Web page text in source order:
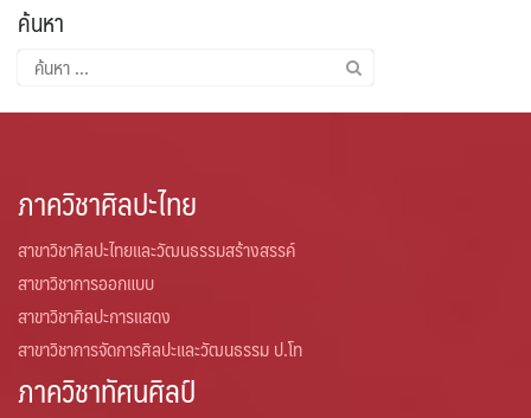
ค้นหา
ค้นหา
สำหรับ:
ภาควิชาศิลปะไทย
สาขาวิชาศิลปะไทยและวัฒนธรรมสร้างสรรค์
สาขาวิชาการออกแบบ
สาขาวิชาศิลปะการแสดง
สาขาวิชาการจัดการศิลปะและวัฒนธรรม ป.โท
ภาควิชาทัศนศิลป์